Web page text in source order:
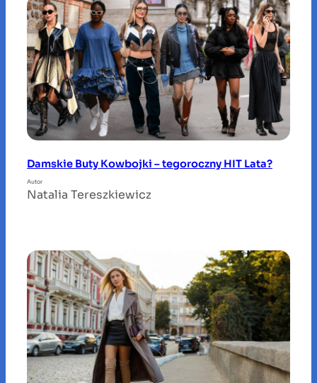
Damskie Buty Kowbojki – tegoroczny HIT Lata?
Autor
Natalia Tereszkiewicz